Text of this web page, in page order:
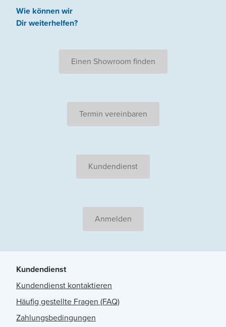
Wie können wir
Dir weiterhelfen?
Einen Showroom finden
Termin vereinbaren
Kundendienst
Anmelden
Kundendienst
Kundendienst kontaktieren
Häufig gestellte Fragen (FAQ)
Zahlungsbedingungen